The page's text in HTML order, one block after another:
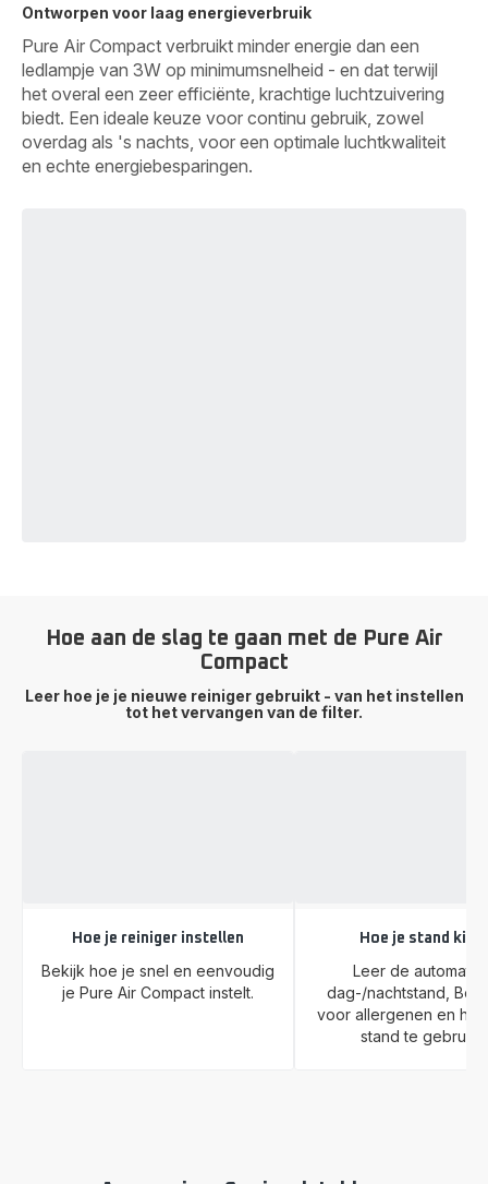
Ontworpen voor laag energieverbruik
Pure Air Compact verbruikt minder energie dan een
ledlampje van 3W op minimumsnelheid - en dat terwijl
het overal een zeer efficiënte, krachtige luchtzuivering
biedt. Een ideale keuze voor continu gebruik, zowel
overdag als 's nachts, voor een optimale luchtkwaliteit
en echte energiebesparingen.
Hoe aan de slag te gaan met de Pure Air
Compact
Leer hoe je je nieuwe reiniger gebruikt - van het instellen
tot het vervangen van de filter.
Hoe je reiniger instellen
Bekijk hoe je snel en eenvoudig
je Pure Air Compact instelt.
Hoe je stand
Leer de
dag-/nachtstand,
voor allergenen en
stand te